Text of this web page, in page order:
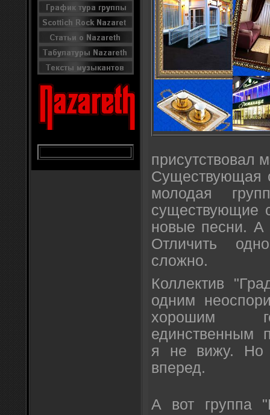
присутствовал
Существующая
молодая
существующие
новые песни. А
Отличить
сложно.
Коллектив
одним
хорошим
единственным
я не вижу. Но
вперед.
А вот группа